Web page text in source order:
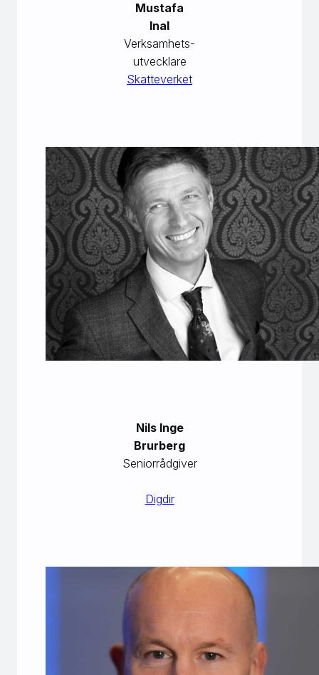
Mustafa
Inal
Verksamhets-
utvecklare
Skatteverket
Nils Inge
Brurberg
Seniorrådgiver
Digdir